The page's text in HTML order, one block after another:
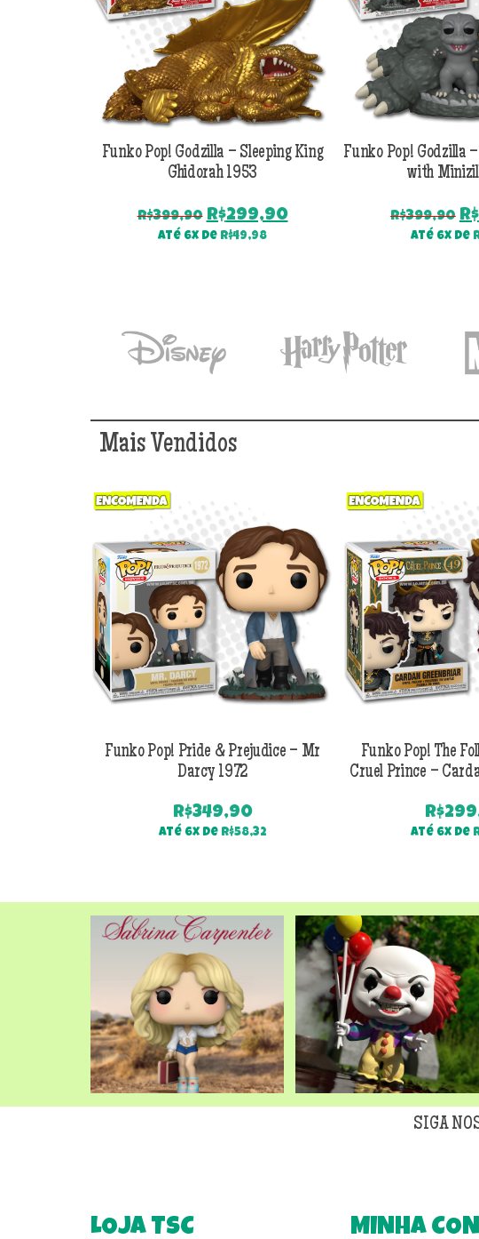
Funko Pop! Godzilla – Sleeping King
Ghidorah 1953
R$399,90 O
preço
R$299,90O
Até 6x de R$49,98
Funko Pop! Godzilla
with
R$399,90 O
R$
Até 6x de
Mais Vendidos
Funko Pop! Pride & Prejudice – Mr
Darcy 1972
R$349,90
Até 6x de R$58,32
Funko Pop! The
Cruel Prince –
R$
Até 6x de
SIGA
LOJA TSC MINHA